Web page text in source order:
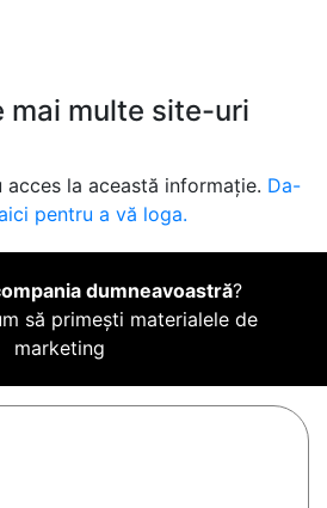
mai multe site-uri
la această informație. Da-
pentru a vă loga.
dumneavoastră?
să primești materialele de
marketing